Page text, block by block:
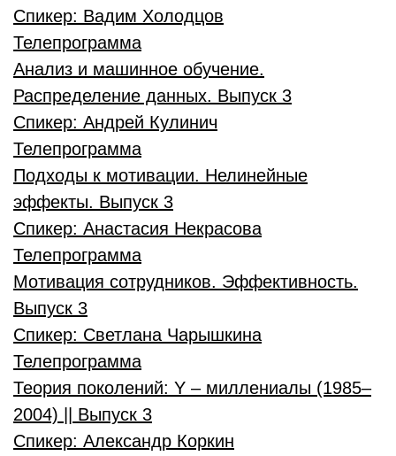
Спикер: Вадим Холодцов
Телепрограмма
Анализ и машинное обучение.
Распределение данных. Выпуск 3
Спикер: Андрей Кулинич
Телепрограмма
Подходы к мотивации. Нелинейные
эффекты. Выпуск 3
Спикер: Анастасия Некрасова
Телепрограмма
Мотивация сотрудников. Эффективность.
Выпуск 3
Спикер: Светлана Чарышкина
Телепрограмма
Теория поколений: Y – миллениалы (1985–
2004) || Выпуск 3
Спикер: Александр Коркин